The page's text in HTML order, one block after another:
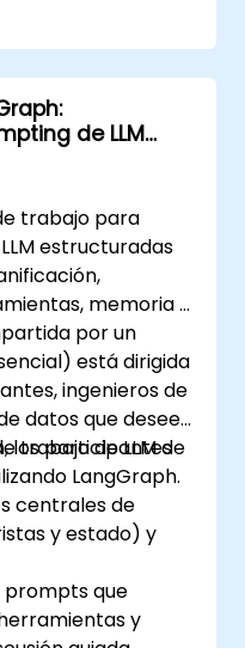
de LLM
trabajo para
estructuradas
memoria y
por un
está dirigida
ingenieros de
datos que deseen
trabajo de LLM de
LangGraph.
los participantes
centrales de
y estado) y
prompts que
y